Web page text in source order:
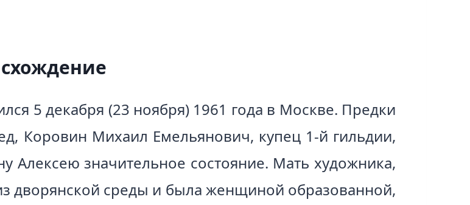
5 декабря (23 ноября) 1961 года в Москве. Предки
Коровин Михаил Емельянович, купец 1-й гильдии,
Алексею значительное состояние. Мать художника,
дворянской среды и была женщиной образованной,